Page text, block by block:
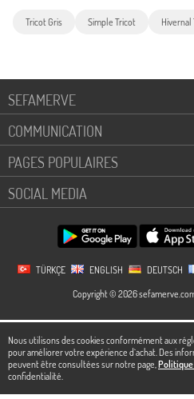
Nous utilisons des cookies conformément aux
pour améliorer votre expérience d`achat. Des
peuvent être consultées sur notre page,Politique
confidentialité.
Tricot Gris Simple Tricot Hivernal
SEFAMERVE
COMMUNICATION
PAGES POPULAIRES
SOCIAL MEDIA
TÜRKÇE ENGLISH DEUTSCH
Copyright © 2026